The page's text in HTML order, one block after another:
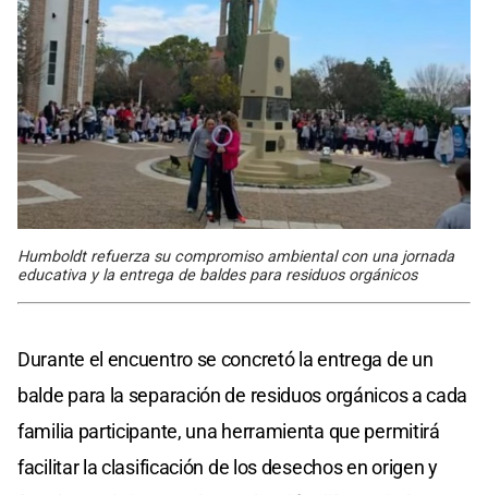
Humboldt refuerza su compromiso ambiental con una jornada
educativa y la entrega de baldes para residuos orgánicos
Durante el encuentro se concretó la entrega de un
balde para la separación de residuos orgánicos a cada
familia participante, una herramienta que permitirá
facilitar la clasificación de los desechos en origen y